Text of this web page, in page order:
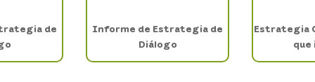
de
Informe de Estrategia de
Diálogo
Estrategia
que